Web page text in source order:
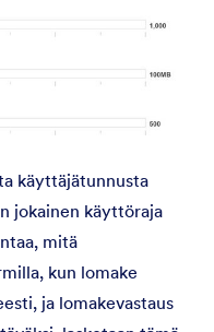
käyttäjätunnusta
jokainen käyttöraja
mitä
kun lomake
ja lomakevastaus